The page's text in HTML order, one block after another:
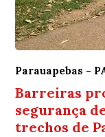
Parauapebas -
Barreiras
segurança
trechos de